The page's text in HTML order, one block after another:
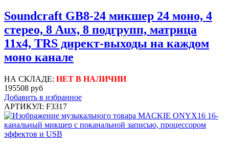
Soundcraft GB8-24 микшер 24 моно, 4
стерео, 8 Aux, 8 подгрупп, матрица
11x4, TRS директ-выходы на каждом
моно канале
НА СКЛАДЕ: НЕТ В НАЛИЧИИ
195508 руб
Добавить в избранное
АРТИКУЛ: F3317